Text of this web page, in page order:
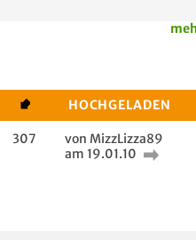
HOCHGELADEN
307
von MizzLizza89
am 19.01.10